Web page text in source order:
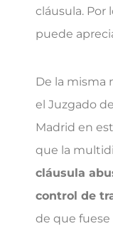
cláusula. Por
puede
De la misma
el Juzgado
Madrid en
que la
cláusula
control de
de que